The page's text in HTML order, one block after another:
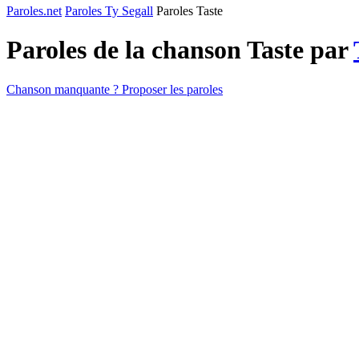
Paroles.net Paroles Ty Segall Paroles Taste
Paroles de la chanson Taste par
Chanson manquante ? Proposer les paroles